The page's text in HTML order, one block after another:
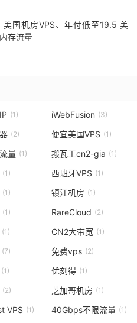
美国机房VPS、年付低至19.5 美
存流量
(1) iWebFusion (3)
(2) 便宜美国VPS (1)
量 (1) 搬瓦工cn2-gia (1)
(1) 西班牙VPS (1)
(1) 镇江机房 (1)
(1) RareCloud (2)
(1) CN2大带宽 (1)
(7) 免费vps (2)
(1) 优刻得 (1)
(2) 芝加哥机房 (1)
VPS (1) 40Gbps不限流量 (1)